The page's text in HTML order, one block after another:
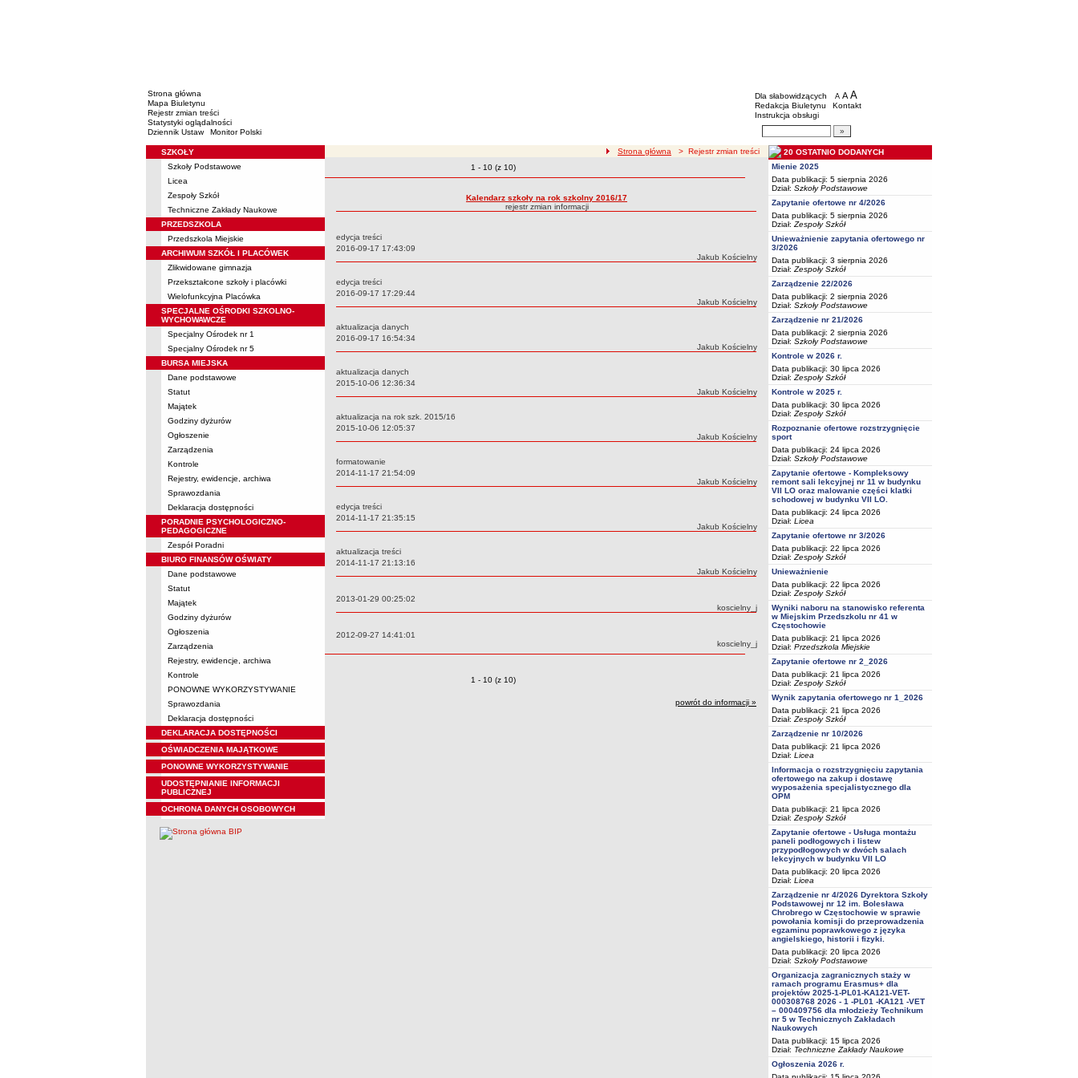
Strona główna
Mapa Biuletynu
Rejestr zmian treści
Statystyki oglądalności
Dziennik Ustaw
Monitor Polski
BIP - Oświata Częstochowa
Menu dodatkowe
Dla słabowidzących A pomniejsz czcionkę
A standardowy rozmiar czcionki
A
Redakcja Biuletynu
Kontakt
Instrukcja obsługi
Wyszukiwarka artykułów
Menu
SZKOŁY
Szkoły Podstawowe
Licea
Zespoły Szkół
Techniczne Zakłady Naukowe
PRZEDSZKOLA
Przedszkola Miejskie
ARCHIWUM SZKÓŁ I PLACÓWEK
Zlikwidowane gimnazja
Przekształcone szkoły i placówki
Wielofunkcyjna Placówka
SPECJALNE OŚRODKI SZKOLNO-
WYCHOWAWCZE
Specjalny Ośrodek nr 1
Specjalny Ośrodek nr 5
BURSA MIEJSKA
Dane podstawowe
Statut
Majątek
Godziny dyżurów
Ogłoszenie
Zarządzenia
Kontrole
Rejestry, ewidencje, archiwa
Sprawozdania
Deklaracja dostępności
PORADNIE PSYCHOLOGICZNO-
PEDAGOGICZNE
Zespół Poradni
BIURO FINANSÓW OŚWIATY
Dane podstawowe
Statut
Majątek
Godziny dyżurów
Ogłoszenia
Zarządzenia
Rejestry, ewidencje, archiwa
Kontrole
PONOWNE WYKORZYSTYWANIE
Sprawozdania
Deklaracja dostępności
DEKLARACJA DOSTĘPNOŚCI
OŚWIADCZENIA MAJĄTKOWE
PONOWNE WYKORZYSTYWANIE
UDOSTĘPNIANIE INFORMACJI
PUBLICZNEJ
OCHRONA DANYCH OSOBOWYCH
ścieżka nawigacji
Strona główna > Rejestr zmian treści
Zmiany o pozycjach
1 - 10 (z 10)
Kalendarz szkoły na rok szkolny 2016/17
rejestr zmian informacji
edycja treści
Data:
2016-09-17 17:43:09
Autor:
Jakub Kościelny
edycja treści
Data:
2016-09-17 17:29:44
Autor:
Jakub Kościelny
aktualizacja danych
Data:
2016-09-17 16:54:34
Autor:
Jakub Kościelny
aktualizacja danych
Data:
2015-10-06 12:36:34
Autor:
Jakub Kościelny
aktualizacja na rok szk. 2015/16
Data:
2015-10-06 12:05:37
Autor:
Jakub Kościelny
formatowanie
Data:
2014-11-17 21:54:09
Autor:
Jakub Kościelny
edycja treści
Data:
2014-11-17 21:35:15
Autor:
Jakub Kościelny
aktualizacja treści
Data:
2014-11-17 21:13:16
Autor:
Jakub Kościelny
Data:
2013-01-29 00:25:02
Autor:
koscielny_j
Data:
2012-09-27 14:41:01
Autor:
koscielny_j
Zmiany o pozycjach
1 - 10 (z 10)
powrót do informacji »
20 OSTATNIO DODANYCH
Mienie 2025
Data publikacji: 5 sierpnia 2026
Dział: Szkoły Podstawowe
Zapytanie ofertowe nr 4/2026
Data publikacji: 5 sierpnia 2026
Dział: Zespoły Szkół
Unieważnienie zapytania ofertowego nr
3/2026
Data publikacji: 3 sierpnia 2026
Dział: Zespoły Szkół
Zarządzenie 22/2026
Data publikacji: 2 sierpnia 2026
Dział: Szkoły Podstawowe
Zarządzenie nr 21/2026
Data publikacji: 2 sierpnia 2026
Dział: Szkoły Podstawowe
Kontrole w 2026 r.
Data publikacji: 30 lipca 2026
Dział: Zespoły Szkół
Kontrole w 2025 r.
Data publikacji: 30 lipca 2026
Dział: Zespoły Szkół
Rozpoznanie ofertowe rozstrzygnięcie
sport
Data publikacji: 24 lipca 2026
Dział: Szkoły Podstawowe
Zapytanie ofertowe - Kompleksowy
remont sali lekcyjnej nr 11 w budynku
VII LO oraz malowanie części klatki
schodowej w budynku VII LO.
Data publikacji: 24 lipca 2026
Dział: Licea
Zapytanie ofertowe nr 3/2026
Data publikacji: 22 lipca 2026
Dział: Zespoły Szkół
Unieważnienie
Data publikacji: 22 lipca 2026
Dział: Zespoły Szkół
Wyniki naboru na stanowisko referenta
w Miejskim Przedszkolu nr 41 w
Częstochowie
Data publikacji: 21 lipca 2026
Dział: Przedszkola Miejskie
Zapytanie ofertowe nr 2_2026
Data publikacji: 21 lipca 2026
Dział: Zespoły Szkół
Wynik zapytania ofertowego nr 1_2026
Data publikacji: 21 lipca 2026
Dział: Zespoły Szkół
Zarządzenie nr 10/2026
Data publikacji: 21 lipca 2026
Dział: Licea
Informacja o rozstrzygnięciu zapytania
ofertowego na zakup i dostawę
wyposażenia specjalistycznego dla
OPM
Data publikacji: 21 lipca 2026
Dział: Zespoły Szkół
Zapytanie ofertowe - Usługa montażu
paneli podłogowych i listew
przypodłogowych w dwóch salach
lekcyjnych w budynku VII LO
Data publikacji: 20 lipca 2026
Dział: Licea
Zarządzenie nr 4/2026 Dyrektora Szkoły
Podstawowej nr 12 im. Bolesława
Chrobrego w Częstochowie w sprawie
powołania komisji do przeprowadzenia
egzaminu poprawkowego z języka
angielskiego, historii i fizyki.
Data publikacji: 20 lipca 2026
Dział: Szkoły Podstawowe
Organizacja zagranicznych staży w
ramach programu Erasmus+ dla
projektów 2025-1-PL01-KA121-VET-
000308768 2026 - 1 -PL01 -KA121 -VET
– 000409756 dla młodzieży Technikum
nr 5 w Technicznych Zakładach
Naukowych
Data publikacji: 15 lipca 2026
Dział: Techniczne Zakłady Naukowe
Ogłoszenia 2026 r.